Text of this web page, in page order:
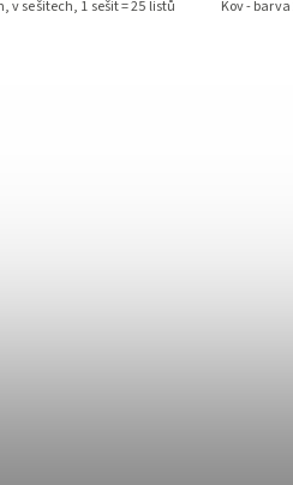
v sešitech, 1 sešit = 25 listů
Kov -